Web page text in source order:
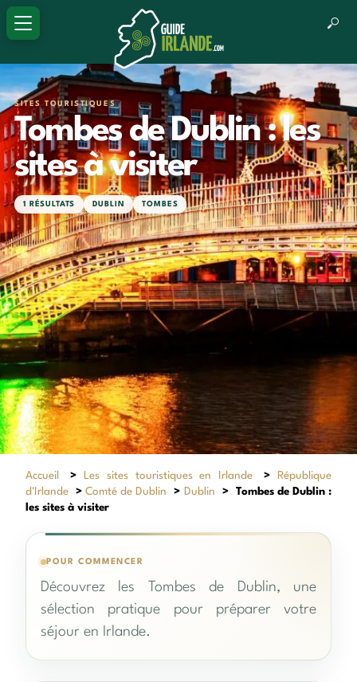
SITES TOURISTIQUES
Tombes de Dublin : les
sites à visiter
1 RÉSULTATS DUBLIN TOMBES
Accueil > Les sites touristiques en Irlande >
République
d'Irlande
>Comté de Dublin > Dublin >
Tombes de Dublin :
les sites à visiter
POUR COMMENCER
Découvrez les Tombes de Dublin, une
sélection pratique pour préparer votre
séjour en Irlande.